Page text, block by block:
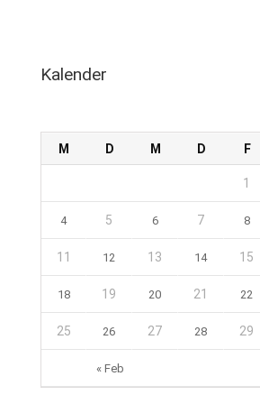
Kalender
M D M D F
« Feb
1
4 5 6 7 8
11 12 13 14 15
18 19 20 21 22
25 26 27 28 29